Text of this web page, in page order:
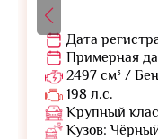
Дата
Примерная
2497 см³ /
198 л.с.
Крупный
Кузов: